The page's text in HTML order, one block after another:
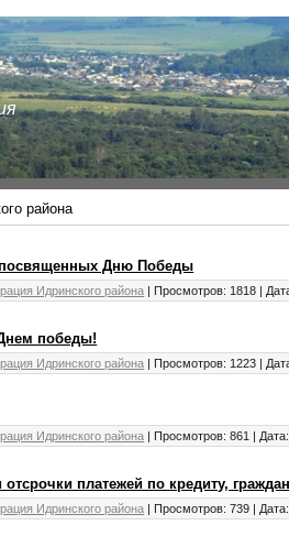
района
Дню Победы
Идринского района Просмотров: 1818
победы!
Идринского района Просмотров: 1223
Идринского района Просмотров: 861 Дата:
платежей по кредиту,
Идринского района Просмотров: 739 Дата: